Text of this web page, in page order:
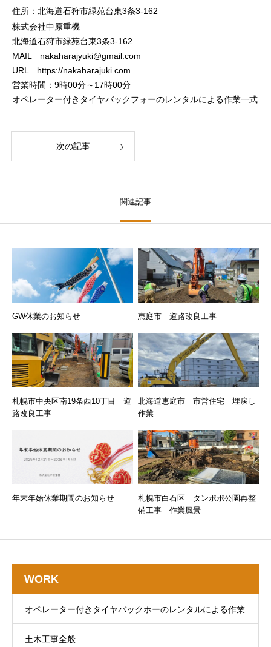
住所：北海道石狩市緑苑台東3条3-162
株式会社中原重機
北海道石狩市緑苑台東3条3-162
MAIL nakaharajyuki@gmail.com
URL https://nakaharajuki.com
営業時間：9時00分～17時00分
オペレーター付きタイヤバックフォーのレンタルによる作業一式
次の記事
関連記事
GW休業のお知らせ 恵庭市 道路改良工事
札幌市中央区南19条西10丁目 道
路改良工事
北海道恵庭市 市営住宅 埋戻し
作業
年末年始休業期間のお知らせ
札幌市白石区 タンポポ公園再整
備工事 作業風景
WORK
オペレーター付きタイヤバックホーのレンタルによる作業
一式
土木工事全般